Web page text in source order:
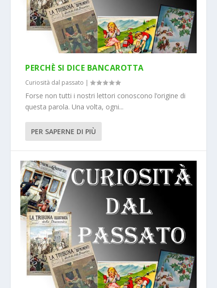
PERCHÈ SI DICE BANCAROTTA
Curiosità dal passato |
Forse non tutti i nostri lettori conoscono l’origine di
questa parola. Una volta, ogni...
PER SAPERNE DI PIÙ